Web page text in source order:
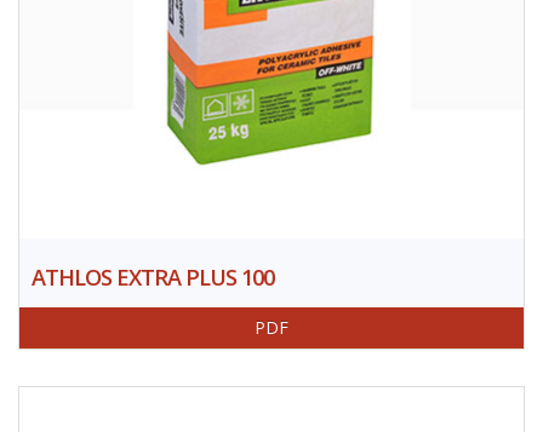
ATHLOS EXTRA PLUS 100
PDF